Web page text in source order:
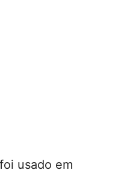
usado em